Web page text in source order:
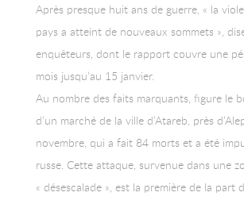
Après presque huit ans de guerre, « la
pays a atteint de nouveaux sommets »,
enquêteurs, dont le rapport couvre une
mois jusqu’au 15 janvier.
Au nombre des faits marquants, figure le
d’un marché de la ville d’Atareb, près
novembre, qui a fait 84 morts et a été
russe. Cette attaque, survenue dans une
« désescalade », est la première de la part